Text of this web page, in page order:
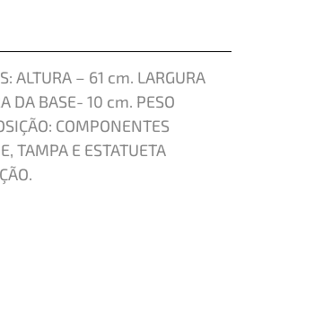
ALTURA – 61 cm. LARGURA
DA BASE- 10 cm. PESO
COMPONENTES
TAMPA E ESTATUETA